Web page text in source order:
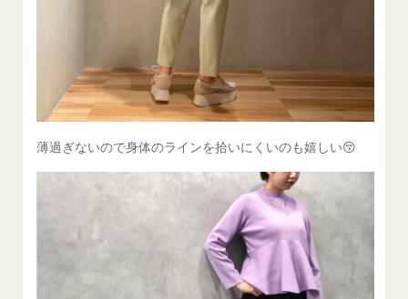
薄過ぎないので身体のラインを拾いにくいのも嬉しい😚